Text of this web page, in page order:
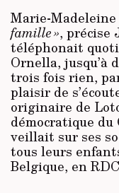
Marie-
famille », précise
téléphonait
Ornella, jusqu’à
trois fois rien,
plaisir de
originaire de
démocratique
veillait sur ses
tous leurs
Belgique, en